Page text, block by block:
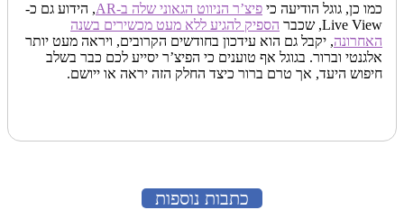
כמו כן, גוגל הודיעה כי פיצ’ר הניווט הגאוני שלה ב-AR
, הידוע גם כ-
Live View, שכבר
הספיק להגיע ללא מעט מכשירים בשנה
האחרונה, יקבל גם הוא עידכון בחודשים הקרובים, ויראה מעט יותר
אלגנטי וברור. בגוגל אף טוענים כי הפיצ’ר יסייע לכם כבר בשלב
חיפוש היעד, אך טרם ברור כיצד החלק הזה יראה או ייושם.
כתבות נוספות